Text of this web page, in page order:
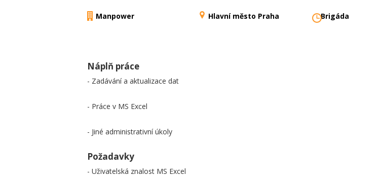
Manpower Hlavní město Praha Brigáda
Náplň práce
- Zadávání a aktualizace dat
- Práce v MS Excel
- Jiné administrativní úkoly
Požadavky
- Uživatelská znalost MS Excel